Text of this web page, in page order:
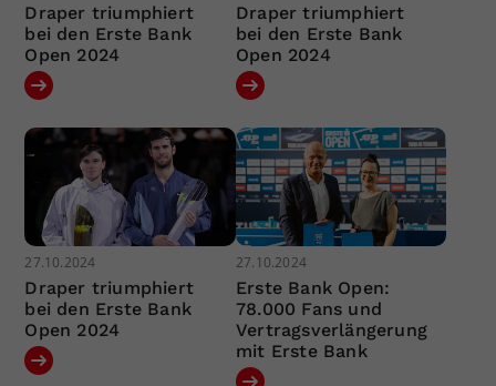
Draper triumphiert
bei den Erste Bank
Open 2024
Draper triumphiert
bei den Erste Bank
Open 2024
27.10.2024
Draper triumphiert
bei den Erste Bank
Open 2024
27.10.2024
Erste Bank Open:
78.000 Fans und
Vertragsverlängerung
mit Erste Bank